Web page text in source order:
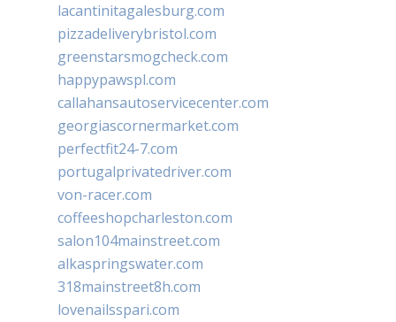
lacantinitagalesburg.com
pizzadeliverybristol.com
greenstarsmogcheck.com
happypawspl.com
callahansautoservicecenter.com
georgiascornermarket.com
perfectfit24-7.com
portugalprivatedriver.com
von-racer.com
coffeeshopcharleston.com
salon104mainstreet.com
alkaspringswater.com
318mainstreet8h.com
lovenailsspari.com